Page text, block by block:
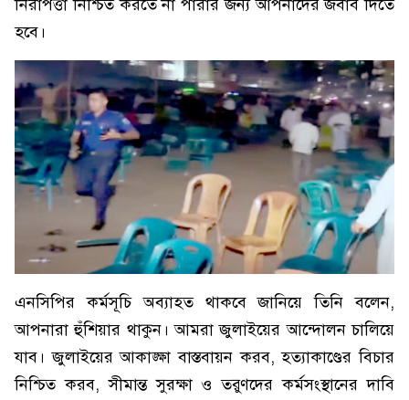
নিরাপত্তা নিশ্চিত করতে না পারার জন্য আপনাদের জবাব দিতে
হবে।
এনসিপির কর্মসূচি অব্যাহত থাকবে জানিয়ে তিনি বলেন,
আপনারা হুঁশিয়ার থাকুন। আমরা জুলাইয়ের আন্দোলন চালিয়ে
যাব। জুলাইয়ের আকাঙ্ক্ষা বাস্তবায়ন করব, হত্যাকাণ্ডের বিচার
নিশ্চিত করব, সীমান্ত সুরক্ষা ও তরুণদের কর্মসংস্থানের দাবি